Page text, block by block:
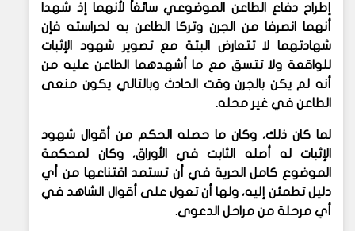
إطراح دفاع الطاعن الموضوعي سائغاً لأنهما إذ شهدا
أنهما انصرفا من الجرن وتركا الطاعن به لحراسته فإن
شهادتهما لا تتعارض البتة مع تصوير شهود الإثبات
للواقعة ولا تتسق مع ما أشهدهما الطاعن عليه من
أنه لم يكن بالجرن وقت الحادث وبالتالي يكون منعى
الطاعن في غير محله.
لما كان ذلك، وكان ما حصله الحكم من أقوال شهود
الإثبات له أصله الثابت في الأوراق، وكان لمحكمة
الموضوع كامل الحرية في أن تستمد اقتناعها من أي
دليل تطمئن إليه، ولها أن تعول على أقوال الشاهد في
أي مرحلة من مراحل الدعوى.